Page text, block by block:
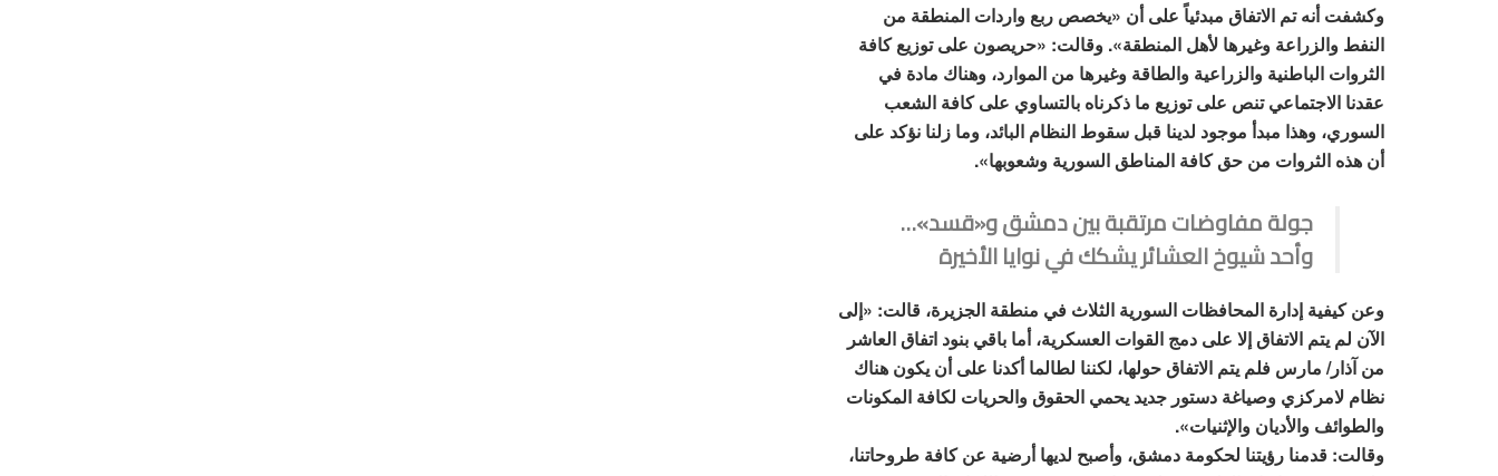
وكشفت أنه تم الاتفاق مبدئياً على أن «يخصص ربع واردات المنطقة من
النفط والزراعة وغيرها لأهل المنطقة». وقالت: «حريصون على توزيع كافة
الثروات الباطنية والزراعية والطاقة وغيرها من الموارد، وهناك مادة في
عقدنا الاجتماعي تنص على توزيع ما ذكرناه بالتساوي على كافة الشعب
السوري، وهذا مبدأ موجود لدينا قبل سقوط النظام البائد، وما زلنا نؤكد على
أن هذه الثروات من حق كافة المناطق السورية وشعوبها».
جولة مفاوضات مرتقبة بين دمشق و«قسد»…
وأحد شيوخ العشائر يشكك في نوايا الأخيرة
وعن كيفية إدارة المحافظات السورية الثلاث في منطقة الجزيرة، قالت: «إلى
الآن لم يتم الاتفاق إلا على دمج القوات العسكرية، أما باقي بنود اتفاق العاشر
من آذار/ مارس فلم يتم الاتفاق حولها، لكننا لطالما أكدنا على أن يكون هناك
نظام لامركزي وصياغة دستور جديد يحمي الحقوق والحريات لكافة المكونات
والطوائف والأديان والإثنيات».
وقالت: قدمنا رؤيتنا لحكومة دمشق، وأصبح لديها أرضية عن كافة طروحاتنا،